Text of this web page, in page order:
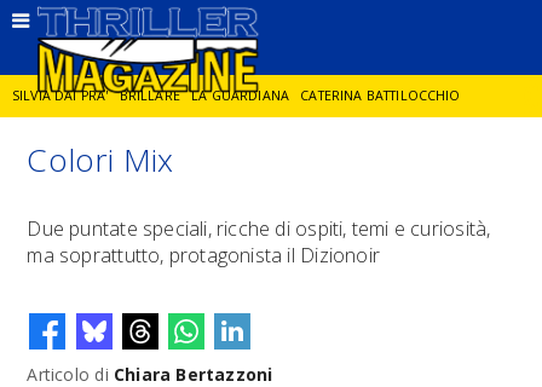
SILVIA DAI PRA' BRILLARE LA GUARDIANA CATERINA BATTILOCCHIO
JORGE DIAZ LA SPIA DELITTO IN CORNICE
DIEGO ZANDEL GLI ANNI DI PIETRA
Colori Mix
Due puntate speciali, ricche di ospiti, temi e curiosità,
ma soprattutto, protagonista il Dizionoir
Articolo di Chiara Bertazzoni